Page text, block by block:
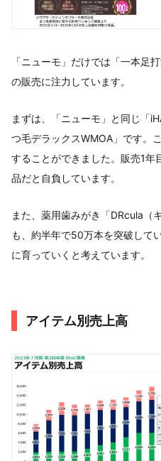
「ニューモ」だけでは「一本足
の販売に注力しています。
まずは、「ニューモ」と同じ「
つ毛デラックスWMOA」です。
することができました。販売1年
品だと自負しています。
また、薬用歯みがき「DRcula（
も、約半年で50万本を突破して
に育っていくと考えています。
アイテム別売上高